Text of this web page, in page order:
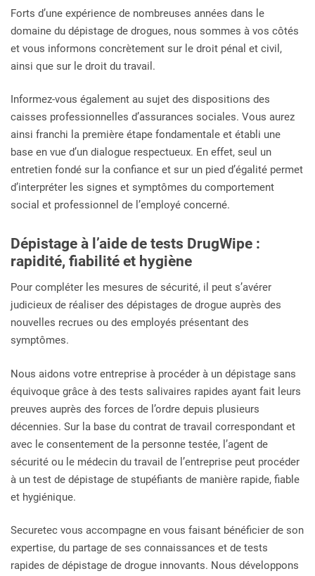
Forts d’une expérience de nombreuses années dans le
domaine du dépistage de drogues, nous sommes à vos côtés
et vous informons concrètement sur le droit pénal et civil,
ainsi que sur le droit du travail.
Informez-vous également au sujet des dispositions des
caisses professionnelles d’assurances sociales. Vous aurez
ainsi franchi la première étape fondamentale et établi une
base en vue d’un dialogue respectueux. En effet, seul un
entretien fondé sur la confiance et sur un pied d’égalité permet
d’interpréter les signes et symptômes du comportement
social et professionnel de l’employé concerné.
Dépistage à l’aide de tests DrugWipe :
rapidité, fiabilité et hygiène
Pour compléter les mesures de sécurité, il peut s’avérer
judicieux de réaliser des dépistages de drogue auprès des
nouvelles recrues ou des employés présentant des
symptômes.
Nous aidons votre entreprise à procéder à un dépistage sans
équivoque grâce à des tests salivaires rapides ayant fait leurs
preuves auprès des forces de l’ordre depuis plusieurs
décennies. Sur la base du contrat de travail correspondant et
avec le consentement de la personne testée, l’agent de
sécurité ou le médecin du travail de l’entreprise peut procéder
à un test de dépistage de stupéfiants de manière rapide, fiable
et hygiénique.
Securetec vous accompagne en vous faisant bénéficier de son
expertise, du partage de ses connaissances et de tests
rapides de dépistage de drogue innovants. Nous développons